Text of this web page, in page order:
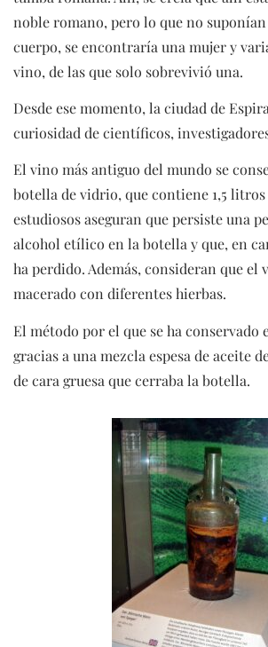
noble romano, pero lo que no
cuerpo, se encontraría una mujer y
vino, de las que solo sobrevivió una.
Desde ese momento, la ciudad de
curiosidad de científicos,
El vino más antiguo del mundo se
botella de vidrio, que contiene 1,5
estudiosos aseguran que persiste una
alcohol etílico en la botella y que, en
ha perdido. Además, consideran que el
macerado con diferentes hierbas.
El método por el que se ha conservado
gracias a una mezcla espesa de aceite
de cara gruesa que cerraba la botella.